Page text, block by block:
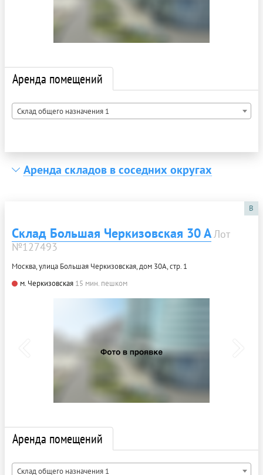
Аренда помещений
Склад общего назначения 1
Аренда складов в соседних округах
B
Склад Большая Черкизовская 30 АЛот
№127493
Москва, улица Большая Черкизовская, дом 30А, стр. 1
м. Черкизовская 15 мин. пешком
Аренда помещений
Склад общего назначения 1